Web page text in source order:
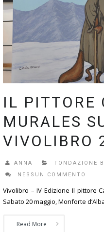
IL PITTORE
MURALES
VIVOLIBRO
ANNA FONDAZIONE
NESSUN COMMENTO
Vivolibro – IV Edizione Il pittore
Sabato 20 maggio, Monforte
Read More